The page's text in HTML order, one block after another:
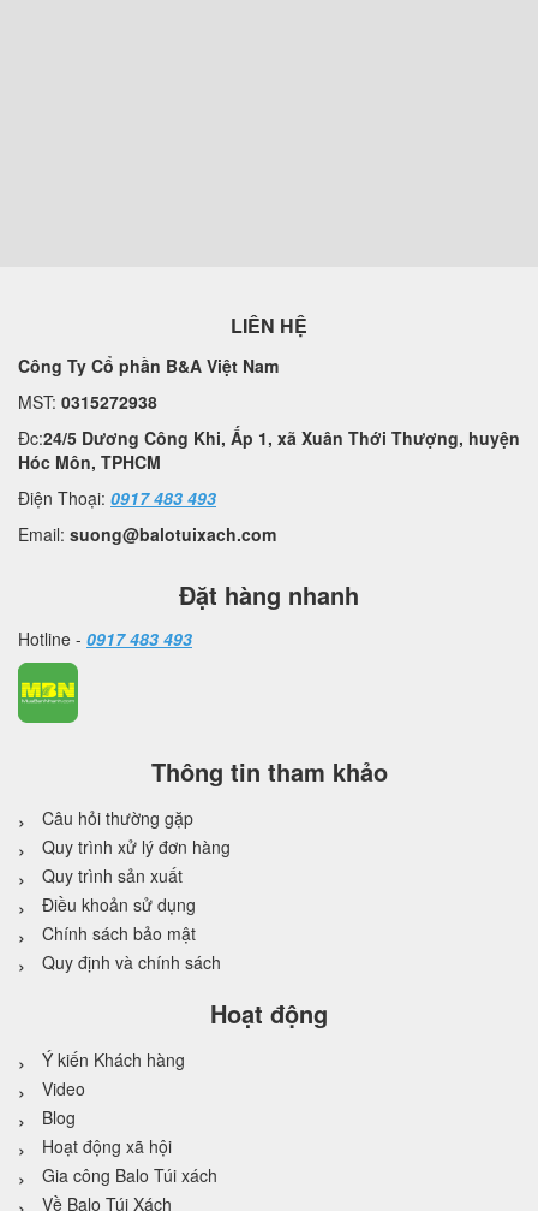
LIÊN HỆ
Công Ty Cổ phần B&A Việt Nam
MST: 0315272938
Đc:24/5 Dương Công Khi, Ấp 1, xã Xuân Thới Thượng, huyện
Hóc Môn, TPHCM
Điện Thoại: 0917 483 493
Email: suong@balotuixach.com
Đặt hàng nhanh
Hotline - 0917 483 493
Thông tin tham khảo
Câu hỏi thường gặp
Quy trình xử lý đơn hàng
Quy trình sản xuất
Điều khoản sử dụng
Chính sách bảo mật
Quy định và chính sách
Hoạt động
Ý kiến Khách hàng
Video
Blog
Hoạt động xã hội
Gia công Balo Túi xách
Về Balo Túi Xách